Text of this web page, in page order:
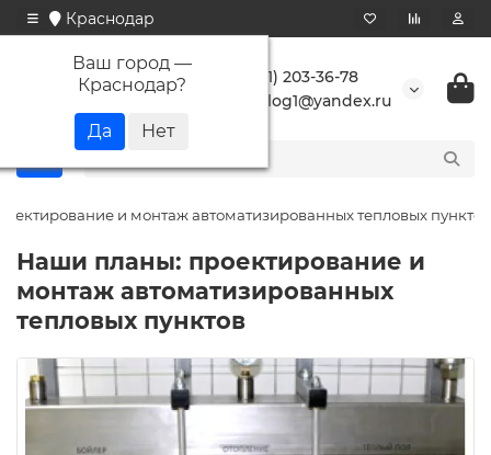
Краснодар
Ваш город —
Краснодар?
+7 (861) 203-36-78
buranlog1@yandex.ru
и монтаж автоматизированных тепловых пунктов
Наши планы: проектирование и
монтаж автоматизированных
тепловых пунктов